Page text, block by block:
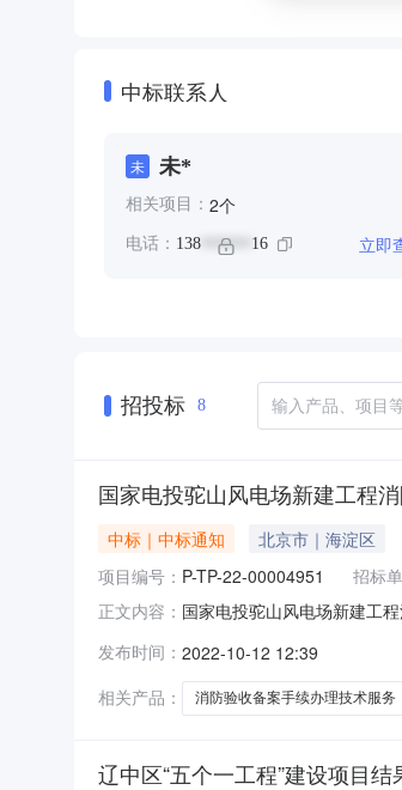
中标联系人
未 未*
相关项目： 2个
电话： 138 ****** 16 立即
招投标 8
国家电投驼山风电场新建工程
中标｜中标通知
北京市｜海淀区
项目编号： P-TP-22-00004951 招标
正文内容： 国家电投驼山风电场新建工
发布时间： 2022-10-12 12:39
相关产品：
消防验收备案手续办理技术服务
辽中区“五个一工程”建设项目结